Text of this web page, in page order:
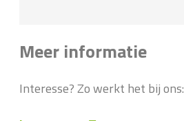
Meer informatie
Interesse? Zo werkt het bij ons: